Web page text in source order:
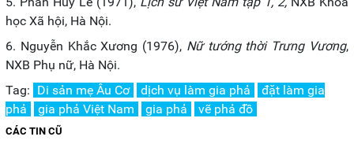
học Xã hội, Hà Nội.
6. Nguyễn Khắc Xương (1976), Nữ tướng thời Trưng Vương,
NXB Phụ nữ, Hà Nội.
Tag: Di sản mẹ Âu Cơ dịch vụ làm gia phả
đặt làm gia
phả
gia phả Việt Nam gia phả vẽ phả đồ
CÁC TIN CŨ